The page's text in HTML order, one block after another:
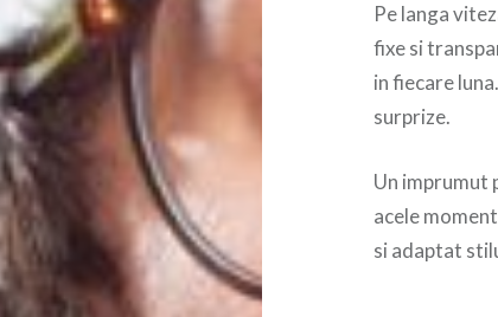
Pe langa
fixe si
in fiecare
surprize.
Un imprumut
acele
si adaptat